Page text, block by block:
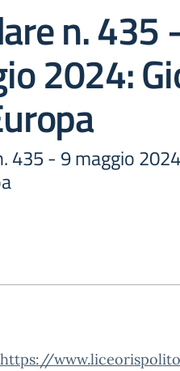
n. 435
2024:
435 - 9 maggio
https://